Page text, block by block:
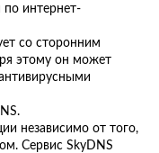
интернет-
со сторонним
этому он может
независимо от того,
Сервис SkyDNS